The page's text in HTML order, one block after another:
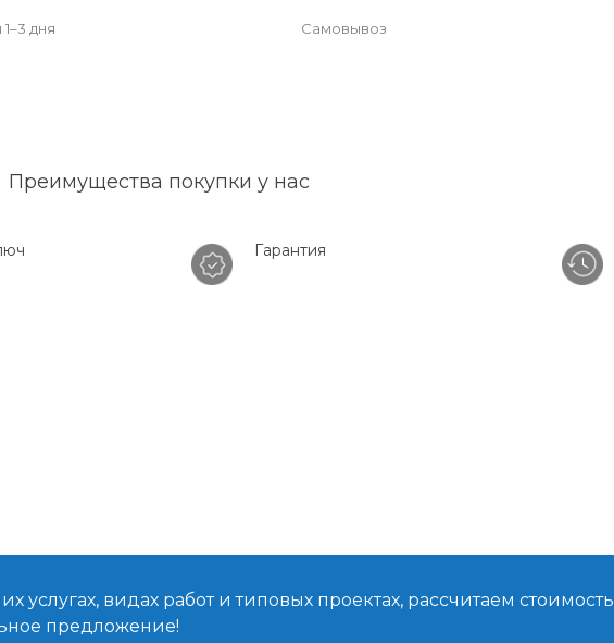
дня Самовывоз
Преимущества покупки у нас
Гарантия
услугах, видах работ и типовых проектах, рассчитаем стоимость
предложение!